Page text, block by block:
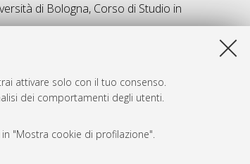
attivare solo con il tuo consenso.
dei comportamenti degli utenti.
"Mostra cookie di profilazione".
di Bologna, Corso di Studio in
generata il Sat Aug 8 09:54:20 2026 CEST